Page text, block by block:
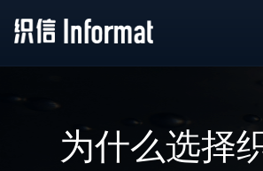
为什么选择